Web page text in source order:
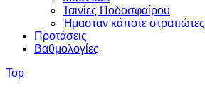
Ταινίες Ποδοσφαίρου
Ήμασταν κάποτε στρατιώτες
Προτάσεις
Βαθμολογίες
Top